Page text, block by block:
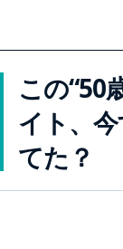
この“50
イト、
てた？